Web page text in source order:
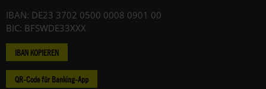
IBAN: DE23 3702 0500 0008 0901 00
BIC: BFSWDE33XXX
IBAN KOPIEREN
QR-Code für Banking-App